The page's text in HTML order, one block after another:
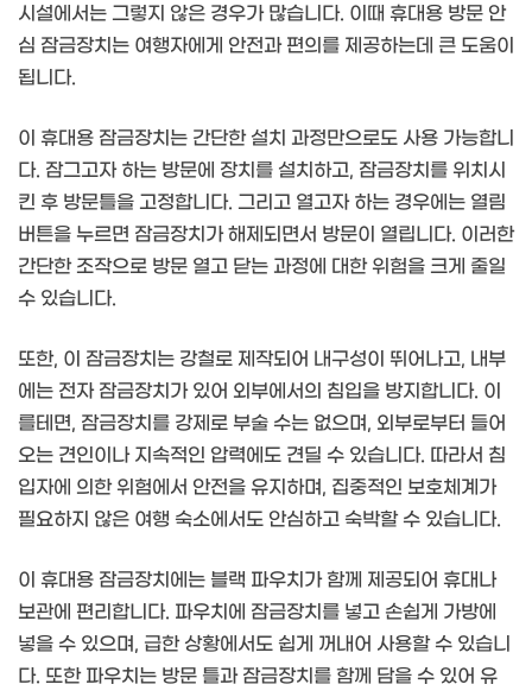
시설에서는 그렇지 않은 경우가 많습니다. 이때 휴대용 방문 안
심 잠금장치는 여행자에게 안전과 편의를 제공하는데 큰 도움이
됩니다.
이 휴대용 잠금장치는 간단한 설치 과정만으로도 사용 가능합니
다. 잠그고자 하는 방문에 장치를 설치하고, 잠금장치를 위치시
킨 후 방문틀을 고정합니다. 그리고 열고자 하는 경우에는 열림
버튼을 누르면 잠금장치가 해제되면서 방문이 열립니다. 이러한
간단한 조작으로 방문 열고 닫는 과정에 대한 위험을 크게 줄일
수 있습니다.
또한, 이 잠금장치는 강철로 제작되어 내구성이 뛰어나고, 내부
에는 전자 잠금장치가 있어 외부에서의 침입을 방지합니다. 이
를테면, 잠금장치를 강제로 부술 수는 없으며, 외부로부터 들어
오는 견인이나 지속적인 압력에도 견딜 수 있습니다. 따라서 침
입자에 의한 위험에서 안전을 유지하며, 집중적인 보호체계가
필요하지 않은 여행 숙소에서도 안심하고 숙박할 수 있습니다.
이 휴대용 잠금장치에는 블랙 파우치가 함께 제공되어 휴대나
보관에 편리합니다. 파우치에 잠금장치를 넣고 손쉽게 가방에
넣을 수 있으며, 급한 상황에서도 쉽게 꺼내어 사용할 수 있습니
다. 또한 파우치는 방문 틀과 잠금장치를 함께 담을 수 있어 유